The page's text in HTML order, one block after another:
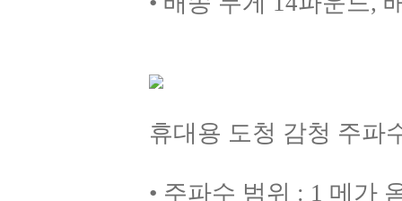
휴대용 도청 감청 주파
• 주파수 범위 : 1 메가